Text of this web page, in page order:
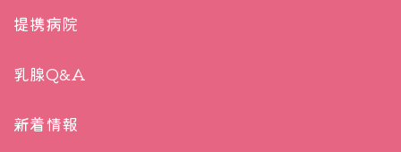
みたいと思います。
師と話の出来る環境で乳がんの検診を受けてくださ
い。もし自分で何らかの所見に気が付いていたり、
さんも、陽性であるとは限りません。
もし陰性であれば、これらの検査はあきらかに
ですが、その悪い子だけにはおいしくない、おなか
が痛くなる、ほかのみんなは何ともない、そんな給
食の献立はどこかにあるでしょうか？
まず思いつかないと思います。現実はもっと厳しく
提携病院
乳腺Q&A
新着情報